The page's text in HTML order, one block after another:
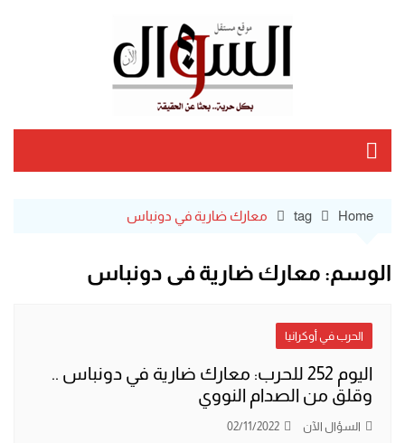
Home
tag معارك ضارية في دونباس
الوسم: معارك ضارية في دونباس
الحرب في أوكرانيا
اليوم 252 للحرب: معارك ضارية في دونباس ..
وقلق من الصدام النووي
السؤال الآن 02/11/2022